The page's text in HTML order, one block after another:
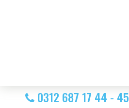
0312 687 17 44 - 45